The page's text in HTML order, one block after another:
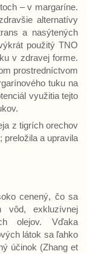
– v margaríne.
alternatívy
a nasýtených
použitý TNO
v zdravej forme.
prostredníctvom
tuku na
využitia tejto
z tigrích orechov
preložila a upravila
cenený, čo sa
vôd, exkluzívnej
olejov. Vďaka
látok sa ľahko
účinok (Zhang et